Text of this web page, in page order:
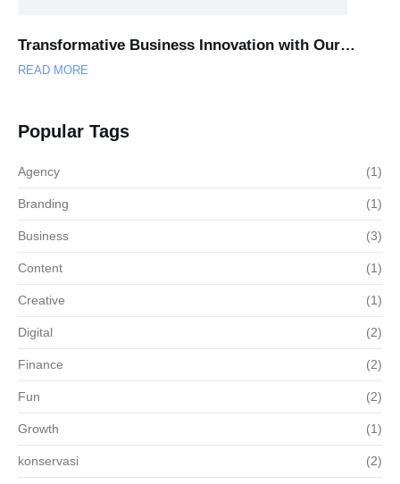
Transformative Business Innovation with Our…
READ MORE
Popular Tags
Agency (1)
Branding (1)
Business (3)
Content (1)
Creative (1)
Digital (2)
Finance (2)
Fun (2)
Growth (1)
konservasi (2)